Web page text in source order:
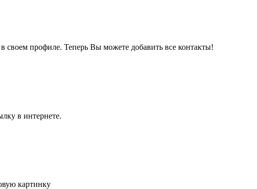
своем профиле. Теперь Вы можете добавить все контакты!
в интернете.
картинку